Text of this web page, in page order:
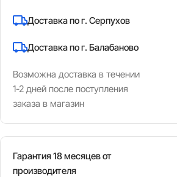
Доставка по г. Серпухов
Доставка по г. Балабаново
Возможна доставка в течении
1-2 дней после поступления
заказа в магазин
Гарантия 18 месяцев от
производителя